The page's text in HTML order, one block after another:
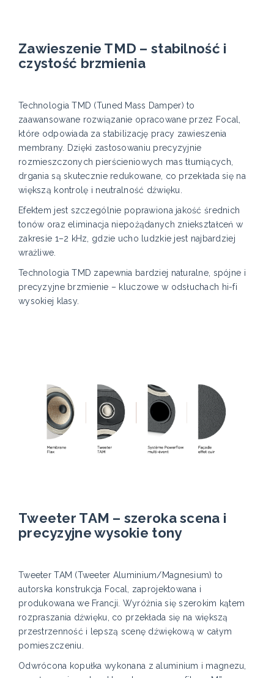
Zawieszenie TMD – stabilność i
czystość brzmienia
Technologia TMD (Tuned Mass Damper) to
zaawansowane rozwiązanie opracowane przez Focal,
które odpowiada za stabilizację pracy zawieszenia
membrany. Dzięki zastosowaniu precyzyjnie
rozmieszczonych pierścieniowych mas tłumiących,
drgania są skutecznie redukowane, co przekłada się na
większą kontrolę i neutralność dźwięku.
Efektem jest szczególnie poprawiona jakość średnich
tonów oraz eliminacja niepożądanych zniekształceń w
zakresie 1–2 kHz, gdzie ucho ludzkie jest najbardziej
wrażliwe.
Technologia TMD zapewnia bardziej naturalne, spójne i
precyzyjne brzmienie – kluczowe w odsłuchach hi-fi
wysokiej klasy.
Tweeter TAM – szeroka scena i
precyzyjne wysokie tony
Tweeter TAM (Tweeter Aluminium/Magnesium) to
autorska konstrukcja Focal, zaprojektowana i
produkowana we Francji. Wyróżnia się szerokim kątem
rozpraszania dźwięku, co przekłada się na większą
przestrzenność i lepszą scenę dźwiękową w całym
pomieszczeniu.
Odwrócona kopułka wykonana z aluminium i magnezu,